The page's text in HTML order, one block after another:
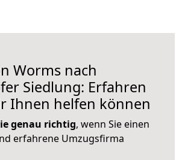
Worms nach
Siedlung: Erfahren
Ihnen helfen können
genau richtig, wenn Sie einen
erfahrene Umzugsfirma